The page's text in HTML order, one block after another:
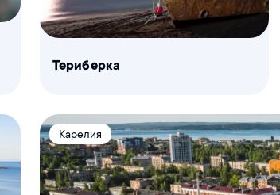
Териберка
Карелия